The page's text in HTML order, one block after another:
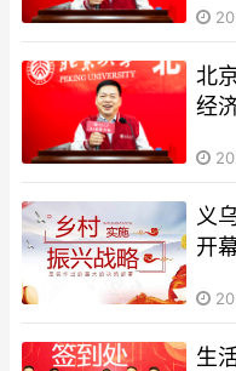
北
经
义
开
生